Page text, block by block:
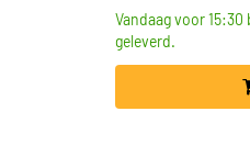
Vandaag voor
geleverd.